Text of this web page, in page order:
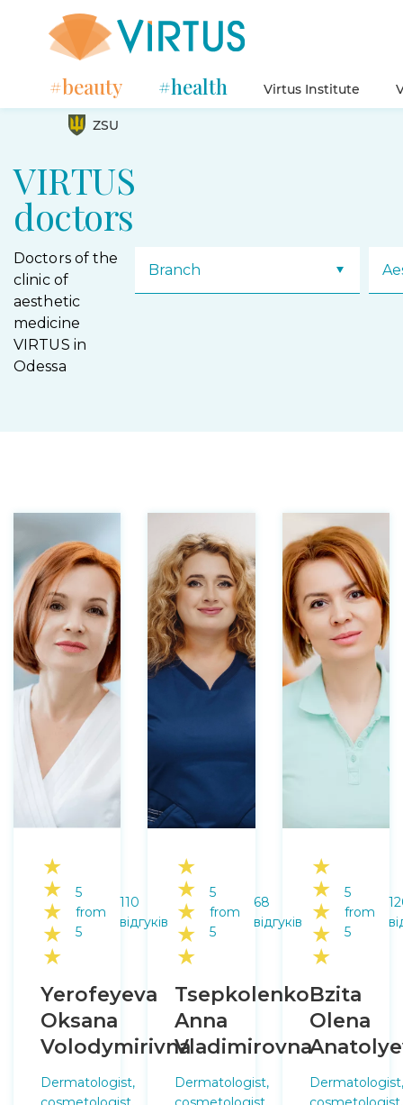
#beauty #health Virtus Institute
ZSU
VIRTUS
doctors
Doctors of the
clinic of
aesthetic
medicine
VIRTUS in
Odessa
Branch
★
★
★
★
★
5
from
5
110
відгуків
Yerofeyeva
Oksana
Volodymirivna
Dermatologist,
★
★
★
★
★
5
from
5
68
відгуків
Tsepkolenko
Anna
Vladimirovna
Dermatologist,
★
★
★
★
★
5
from
5
Bzita
Olena
Dermatologist,